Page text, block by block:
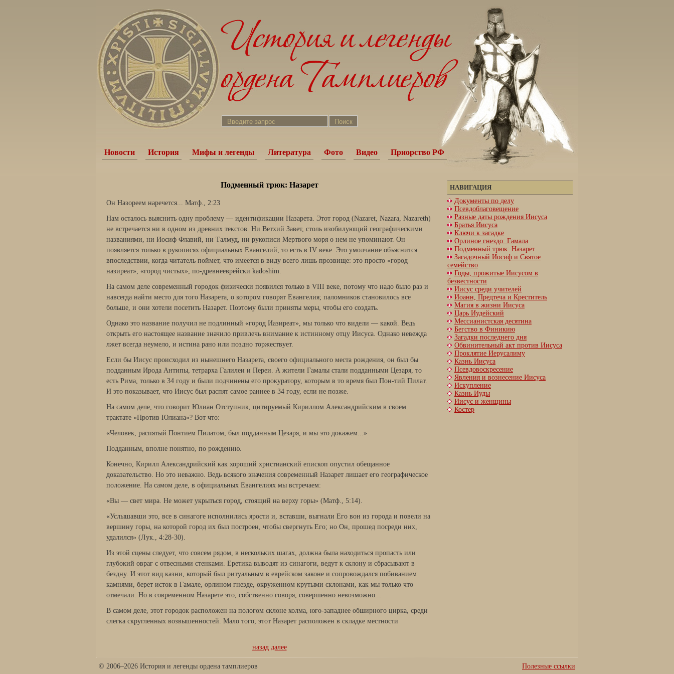
Новости История Мифы и легенды Литература Фото Видео Приорство РФ
Подменный трюк: Назарет
Он Назореем наречется... Матф., 2:23
Нам осталось выяснить одну проблему — идентификации Назарета. Этот город (Nazaret, Nazara, Nazareth)
не встреча­ется ни в одном из древних текстов. Ни Ветхий Завет, столь изобилующий географическими
названиями, ни Иосиф Фла­вий, ни Талмуд, ни рукописи Мертвого моря о нем не упоми­нают. Он
появляется только в рукописях официальных Евангелий, то есть в IV веке. Это умолчание объяснится
впо­следствии, когда читатель поймет, что имеется в виду всего лишь прозвище: это просто «город
назиреат», «город чис­тых», по-древнееврейски kadoshim.
На самом деле современный городок физически появился только в VIII веке, потому что надо было раз и
навсегда найти место для того Назарета, о котором говорят Евангелия; па­ломников становилось все
больше, и они хотели посетить На­зарет. Поэтому были приняты меры, чтобы его создать.
Однако это название получил не подлинный «город Иазиреат», мы только что видели — какой. Ведь
открыть его на­стоящее название значило привлечь внимание к истинному отцу Иисуса. Однако невежда
лжет всегда неумело, и истина рано или поздно торжествует.
Если бы Иисус происходил из нынешнего Назарета, своего официального места рождения, он был бы
подданным Ирода Антипы, тетрарха Галилеи и Переи. А жители Гамалы стали подданными Цезаря, то
есть Рима, только в 34 году и были подчинены его прокуратору, которым в то время был Пон-тий Пилат.
И это показывает, что Иисус был распят самое раннее в 34 году, если не позже.
На самом деле, что говорит Юлиан Отступник, цитируе­мый Кириллом Александрийским в своем
трактате «Против Юлиана»? Вот что:
«Человек, распятый Понтием Пилатом, был подданным Цезаря, и мы это докажем...»
Подданным, вполне понятно, по рождению.
Конечно, Кирилл Александрийский как хороший христиан­ский епископ опустил обещанное
доказательство. Но это не­важно. Ведь всякого значения современный Назарет лишает его географическое
положение. На самом деле, в официаль­ных Евангелиях мы встречаем:
«Вы — свет мира. Не может укрыться город, стоящий на верху горы» (Матф., 5:14).
«Услышавши это, все в синагоге исполнились ярости и, вставши, выгнали Его вон из города и повели на
вершину горы, на которой город их был построен, чтобы свергнуть Его; но Он, прошед посреди них,
удалился» (Лук., 4:28-30).
Из этой сцены следует, что совсем рядом, в нескольких шагах, должна была находиться пропасть или
глубокий овраг с отвесными стенками. Еретика выводят из синагоги, ведут к склону и сбрасывают в
бездну. И этот вид казни, который был ритуальным в еврейском законе и сопровождался поби­ванием
камнями, берет исток в Гамале, орлином гнезде, окру­женном крутыми склонами, как мы только что
отмечали. Но в современном Назарете это, собственно говоря, совершенно невозможно...
В самом деле, этот городок расположен на пологом склоне холма, юго-западнее обширного цирка, среди
слегка скруг­ленных возвышенностей. Мало того, этот Назарет располо­жен в складке местности
назад далее
НАВИГАЦИЯ
Документы по делу
Псевдоблаговещение
Разные даты рождения Иисуса
Братья Иисуса
Ключи к загадке
Орлиное гнездо: Гамала
Подменный трюк: Назарет
Загадочный Иосиф и Святое
семейство
Годы, прожитые Иисусом в
безвестности
Иисус среди учителей
Иоанн, Предтеча и Креститель
Магия в жизни Иисуса
Царь Иудейский
Мессианистская десятина
Бегство в Финикию
Загадки последнего дня
Обвинительный акт против Иисуса
Проклятие Иерусалиму
Казнь Иисуса
Псевдовоскресение
Явления и вознесение Иисуса
Искупление
Казнь Иуды
Иисус и женщины
Костер
© 2006–2026 История и легенды ордена тамплиеров Полезные ссылки